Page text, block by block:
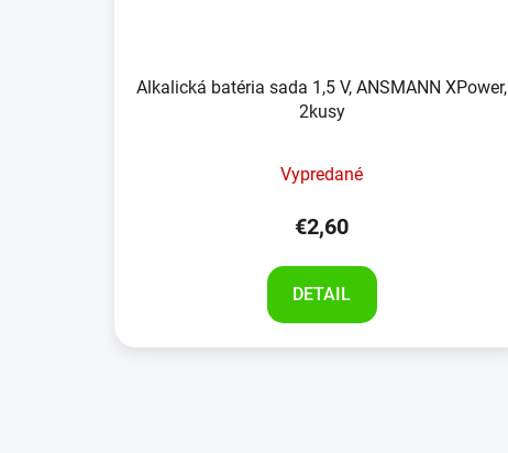
Alkalická batéria sada 1,5 V, ANSMANN XPower,
2kusy
Vypredané
€2,60
DETAIL